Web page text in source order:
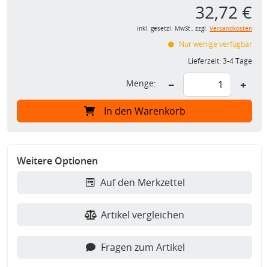
32,72 €
inkl. gesetzl. MwSt., zzgl. Versandkosten
Nur wenige verfügbar
Lieferzeit:3-4 Tage
Menge: − +
In den Warenkorb
Weitere Optionen
Auf den Merkzettel
Artikel vergleichen
Fragen zum Artikel